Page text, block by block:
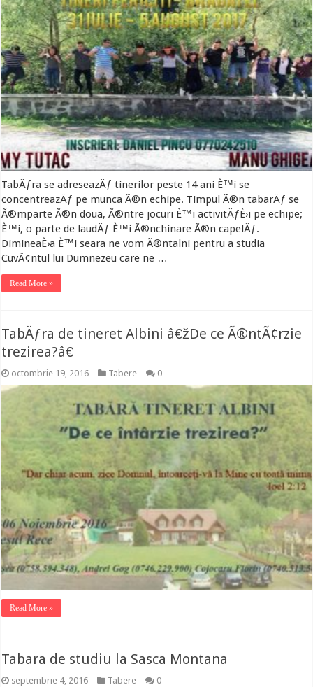
TabÄƒra se adreseazÄƒ tinerilor peste 14 ani È™i se
concentreazÄƒ pe munca Ã®n echipe. Timpul Ã®n tabarÄƒ se
Ã®mparte Ã®n doua, Ã®ntre jocuri È™i activitÄƒÈ›i pe echipe;
È™i, o parte de laudÄƒ È™i Ã®nchinare Ã®n capelÄƒ.
DimineaÈ›a È™i seara ne vom Ã®ntalni pentru a studia
CuvÃ¢ntul lui Dumnezeu care ne …
Read More »
TabÄƒra de tineret Albini â€žDe ce Ã®ntÃ¢rzie
trezirea?â€
octombrie 19, 2016 Tabere 0
Read More »
Tabara de studiu la Sasca Montana
septembrie 4, 2016 Tabere 0